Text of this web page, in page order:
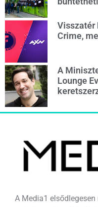
Visszatér
Crime,
A
Lounge
A Media1 elsődlegesen